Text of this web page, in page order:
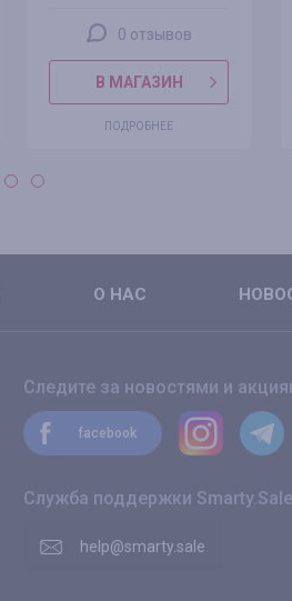
0 отзывов
В МАГАЗИН
ПОДРОБНЕЕ
О НАС
Следите за новостями и
facebook
Служба поддержки Smarty.Sale
help@smarty.sale